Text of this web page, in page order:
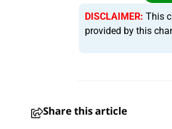
DISCLAIMER: This
provided by this
Share this article